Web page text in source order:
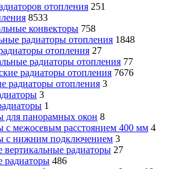
отопления 251
8533
конвекторы 758
радиаторы отопления 1848
отопления 27
радиаторы отопления 77
радиаторы отопления 7676
радиаторы отопления 3
3
1
для панорамных окон 8
с межосевым расстоянием 400 мм 4
с нижним подключением 3
вертикальные радиаторы 27
радиаторы 486